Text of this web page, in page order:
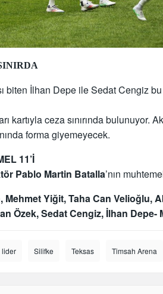
biten İlhan Depe ile Sedat Cengiz
kartıyla ceza sınırında bulunuyor.
forma giyemeyecek.
11’İ
Pablo Martin Batalla’nın
Yiğit, Taha Can Velioğlu,
Özek, Sedat Cengiz, İlhan Depe-
lider Silifke Teksas Timsah Arena